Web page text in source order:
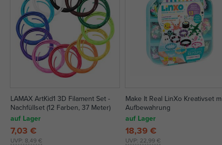
LAMAX ArtKid1 3D Filament Set -
Nachfüllset (12 Farben, 37 Meter)
auf Lager
UVP: 8,49 €
7,03 €
Make It Real LinXo Kreativset
Aufbewahrung
auf Lager
UVP: 22,99 €
18,39 €